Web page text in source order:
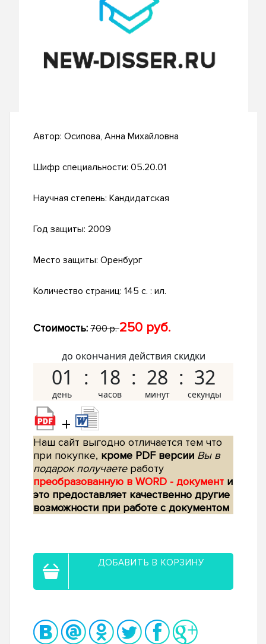
Автор: Осипова, Анна Михайловна
Шифр специальности: 05.20.01
Научная степень: Кандидатская
Год защиты: 2009
Место защиты: Оренбург
Количество страниц: 145 с. : ил.
Стоимость: 700 р.250 руб.
до окончания действия скидки
01 18 28 31
+
Наш сайт выгодно отличается тем что
при покупке, кроме PDF версии Вы в
подарок получаетеработу
преобразованную в WORD - документ и
это предоставляет качественно другие
возможности при работе с документом
ДОБАВИТЬ В КОРЗИНУ